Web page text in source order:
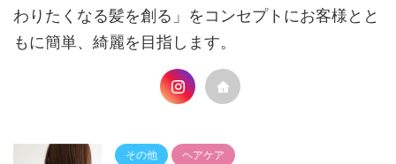
わりたくなる髪を創る」をコンセプトにお客様とと
もに簡単、綺麗を目指します。
その他 ヘアケア